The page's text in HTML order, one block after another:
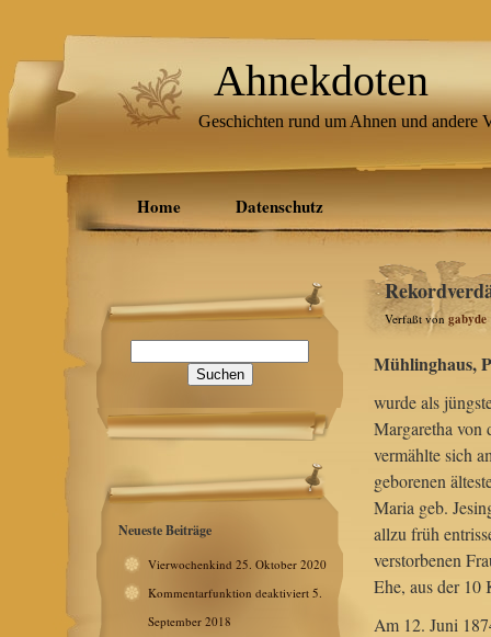
Ahnekdoten
Geschichten rund um Ahnen und andere
Home Datenschutz
nach:
Neueste Beiträge
Vierwochenkind 25. Oktober 2020
Kommentarfunktion deaktiviert 5.
September 2018
Verfaßt von gabyde
Mühlinghaus,
wurde als
Margaretha von
vermählte sich
geborenen
Maria geb.
allzu früh
verstorbenen
Ehe, aus der 10
Am 12. Juni